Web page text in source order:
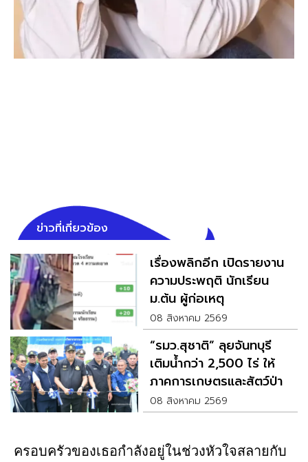
ข่าวที่เกี่ยวข้อง
เรื่องพลิกอีก เปิดรายงาน
ความประพฤติ นักเรียน
ม.ต้น ผู้ก่อเหตุ
08 สิงหาคม 2569
“รมว.สุชาติ” ลุยจันทบุรี
เติมน้ำกว่า 2,500 ไร่ ให้
ภาคการเกษตรและสัตว์ป่า
08 สิงหาคม 2569
ครอบครัวของเธอกำลังอยู่ในช่วงหัวใจสลายกับ